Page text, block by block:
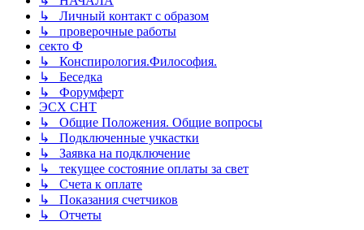
↳ Личный контакт с образом
↳ проверочные работы
секто Ф
↳ Конспирология.Философия.
↳ Беседка
↳ Форумферт
ЭСХ СНТ
↳ Общие Положения. Общие вопросы
↳ Подключенные учкастки
↳ Заявка на подключение
↳ текущее состояние оплаты за свет
↳ Счета к оплате
↳ Показания счетчиков
↳ Отчеты